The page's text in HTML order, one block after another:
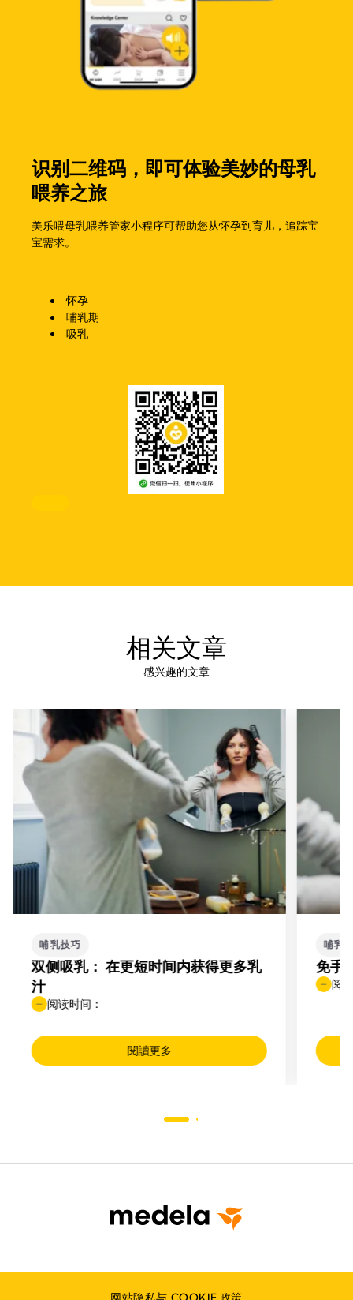
识别二维码，即可体验美妙的母乳
喂养之旅
美乐喂母乳喂养管家小程序可帮助您从怀孕到育儿，追踪宝
宝需求。
怀孕
哺乳期
吸乳
相关文章
感兴趣的文章
哺乳技巧
双侧吸乳： 在更短时间内获得更多乳
汁
阅读时间：
閱讀更多
哺乳
免手
阅